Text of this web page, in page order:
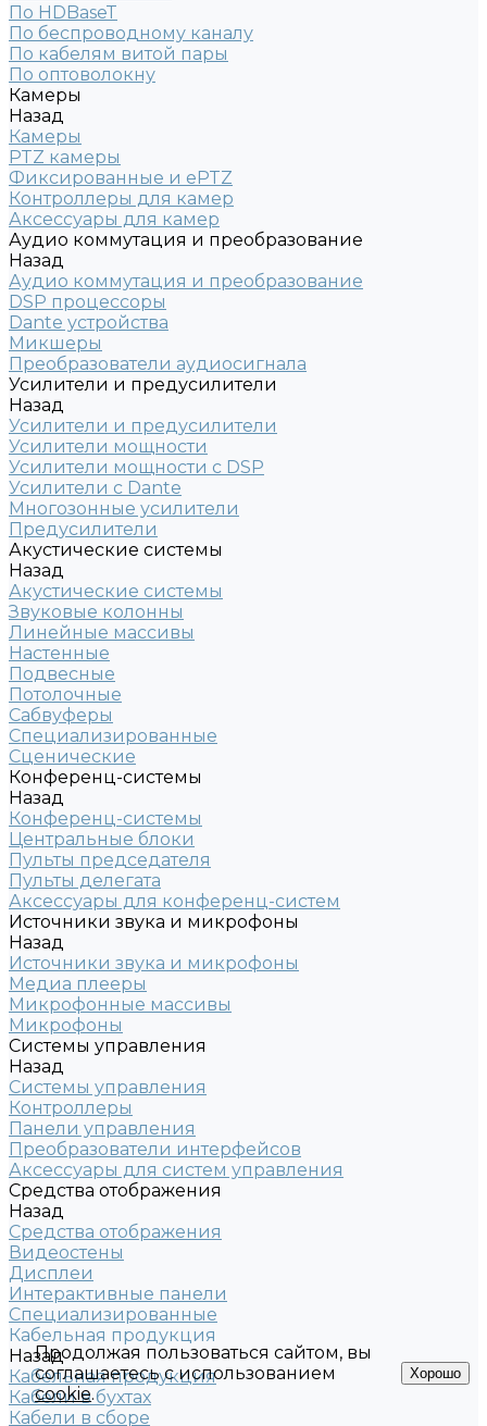
По HDBaseT
По беспроводному каналу
По кабелям витой пары
По оптоволокну
Камеры
Назад
Камеры
PTZ камеры
Фиксированные и ePTZ
Контроллеры для камер
Аксессуары для камер
Аудио коммутация и преобразование
Назад
Аудио коммутация и преобразование
DSP процессоры
Dante устройства
Микшеры
Преобразователи аудиосигнала
Усилители и предусилители
Назад
Усилители и предусилители
Усилители мощности
Усилители мощности с DSP
Усилители с Dante
Многозонные усилители
Предусилители
Акустические системы
Назад
Акустические системы
Звуковые колонны
Линейные массивы
Настенные
Подвесные
Потолочные
Сабвуферы
Специализированные
Сценические
Конференц-системы
Назад
Конференц-системы
Центральные блоки
Пульты председателя
Пульты делегата
Аксессуары для конференц-систем
Источники звука и микрофоны
Назад
Источники звука и микрофоны
Медиа плееры
Микрофонные массивы
Микрофоны
Системы управления
Назад
Системы управления
Контроллеры
Панели управления
Преобразователи интерфейсов
Аксессуары для систем управления
Средства отображения
Назад
Средства отображения
Видеостены
Дисплеи
Интерактивные панели
Специализированные
Кабельная продукция
Назад
Кабельная продукция
Кабели в бухтах
Кабели в сборе
Продолжая пользоваться сайтом, вы
соглашаетесь с использованием
cookie.
Хорошо